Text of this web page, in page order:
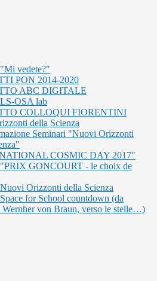
vedete?"
PON 2014-2020
ABC DIGITALE
OSA lab
COLLOQUI FIORENTINI
della Scienza
Seminari "Nuovi Orizzonti
COSMIC DAY 2017"
GONCOURT - le choix de
Orizzonti della Scienza
for School countdown (da
Wernher von Braun, verso le stelle…)